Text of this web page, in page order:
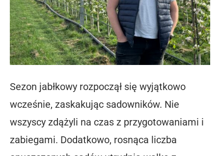
Sezon jabłkowy rozpoczął się wyjątkowo
wcześnie, zaskakując sadowników. Nie
wszyscy zdążyli na czas z przygotowaniami i
zabiegami. Dodatkowo, rosnąca liczba